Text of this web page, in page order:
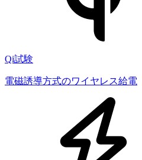
Qi試験
電磁誘導方式のワイヤレス給電